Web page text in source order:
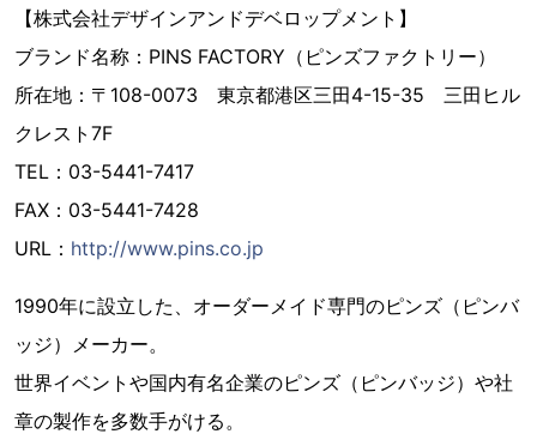
【株式会社デザインアンドデベロップメント】
ブランド名称：PINS FACTORY（ピンズファクトリー）
所在地：〒108-0073 東京都港区三田4-15-35 三田ヒル
クレスト7F
TEL：03-5441-7417
FAX：03-5441-7428
URL： http://www.pins.co.jp
1990年に設立した、オーダーメイド専門のピンズ（ピンバ
ッジ）メーカー。
世界イベントや国内有名企業のピンズ（ピンバッジ）や社
章の製作を多数手がける。